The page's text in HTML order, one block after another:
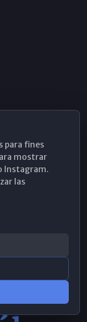
para fines
mostrar
Instagram.
las